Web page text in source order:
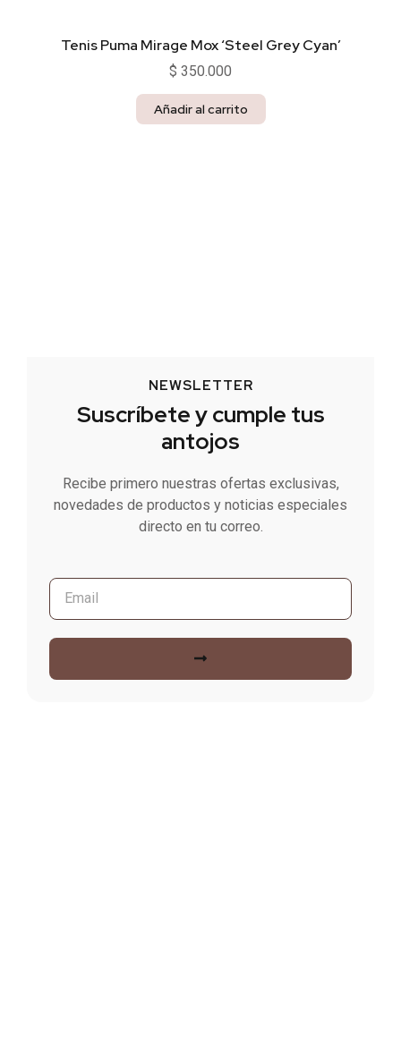
Tenis Puma Mirage Mox ‘Steel Grey Cyan’
$ 350.000
Añadir al carrito
NEWSLETTER
Suscríbete y cumple tus
antojos
Recibe primero nuestras ofertas exclusivas,
novedades de productos y noticias especiales
directo en tu correo.